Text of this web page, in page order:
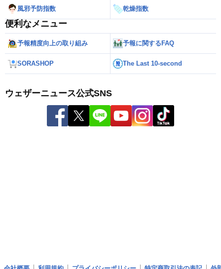
風邪予防指数 乾燥指数
便利なメニュー
予報精度向上の取り組み 予報に関するFAQ
SORASHOP The Last 10-second
ウェザーニュース公式SNS